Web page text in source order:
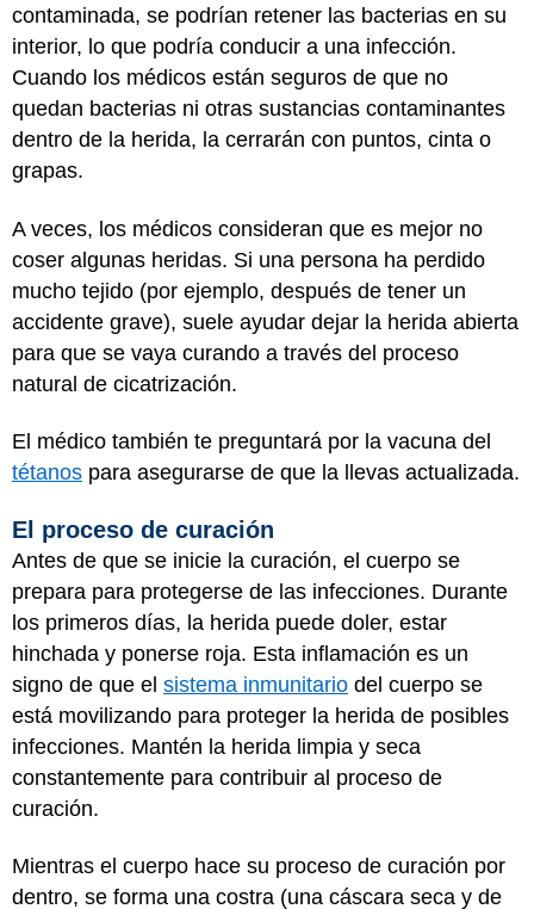
contaminada, se podrían retener las bacterias en su
interior, lo que podría conducir a una infección.
Cuando los médicos están seguros de que no
quedan bacterias ni otras sustancias contaminantes
dentro de la herida, la cerrarán con puntos, cinta o
grapas.
A veces, los médicos consideran que es mejor no
coser algunas heridas. Si una persona ha perdido
mucho tejido (por ejemplo, después de tener un
accidente grave), suele ayudar dejar la herida abierta
para que se vaya curando a través del proceso
natural de cicatrización.
El médico también te preguntará por la vacuna del
tétanos para asegurarse de que la llevas actualizada.
El proceso de curación
Antes de que se inicie la curación, el cuerpo se
prepara para protegerse de las infecciones. Durante
los primeros días, la herida puede doler, estar
hinchada y ponerse roja. Esta inflamación es un
signo de que el sistema inmunitario del cuerpo se
está movilizando para proteger la herida de posibles
infecciones. Mantén la herida limpia y seca
constantemente para contribuir al proceso de
curación.
Mientras el cuerpo hace su proceso de curación por
dentro, se forma una costra (una cáscara seca y de